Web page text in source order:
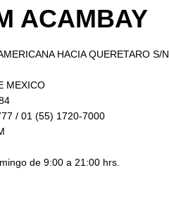
ACAMBAY
HACIA QUERETARO S/N
MEXICO
/ 01 (55) 1720-7000
de 9:00 a 21:00 hrs.